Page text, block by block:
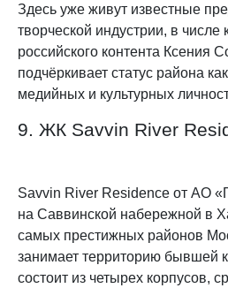
Здесь уже живут известные
творческой индустрии, в числе
российского контента Ксения
подчёркивает статус района
медийных и культурных
9. ЖК Savvin River
Savvin River Residence от АО
на Саввинской набережной в
самых престижных районов
занимает территорию бывшей
состоит из четырех корпусов,